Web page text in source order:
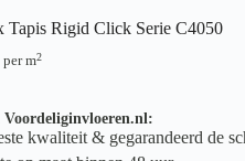
Tapis Rigid Click Serie C4050
per m2
Voordeliginvloeren.nl:
kwaliteit & gegarandeerd de